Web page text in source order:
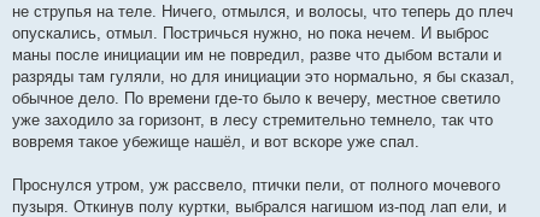
не струпья на теле. Ничего, отмылся, и волосы, что теперь до плеч
опускались, отмыл. Постричься нужно, но пока нечем. И выброс
маны после инициации им не повредил, разве что дыбом встали и
разряды там гуляли, но для инициации это нормально, я бы сказал,
обычное дело. По времени где-то было к вечеру, местное светило
уже заходило за горизонт, в лесу стремительно темнело, так что
вовремя такое убежище нашёл, и вот вскоре уже спал.
Проснулся утром, уж рассвело, птички пели, от полного мочевого
пузыря. Откинув полу куртки, выбрался нагишом из-под лап ели, и